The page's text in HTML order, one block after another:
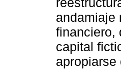
andamiaje
financiero,
capital
apropiarse